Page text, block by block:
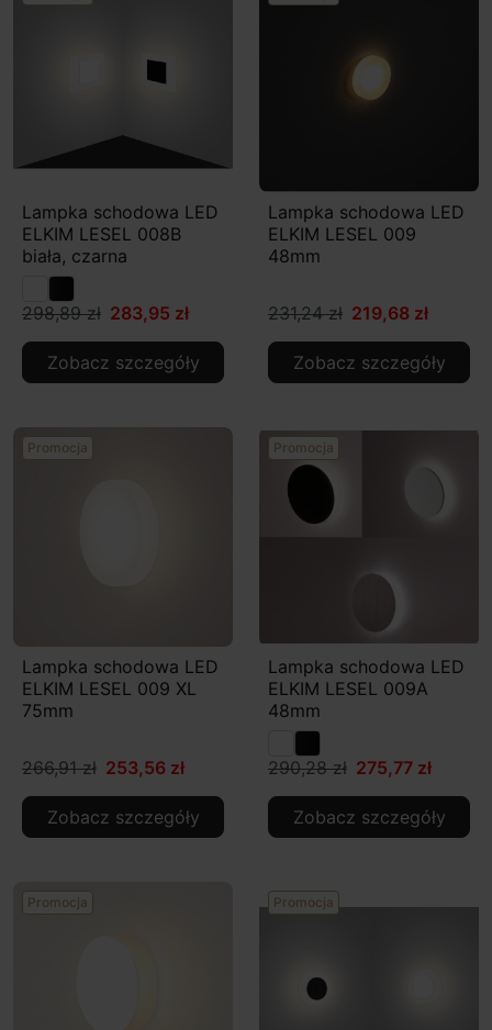
Lampka schodowa LED
ELKIM LESEL 008B
biała, czarna
298,89 zł 283,95 zł
Zobacz szczegóły
Lampka schodowa LED
ELKIM LESEL 009
48mm
231,24 zł 219,68 zł
Zobacz szczegóły
Promocja
Lampka schodowa LED
ELKIM LESEL 009 XL
75mm
266,91 zł 253,56 zł
Zobacz szczegóły
Promocja
Lampka schodowa LED
ELKIM LESEL 009A
48mm
290,28 zł 275,77 zł
Zobacz szczegóły
Promocja Promocja